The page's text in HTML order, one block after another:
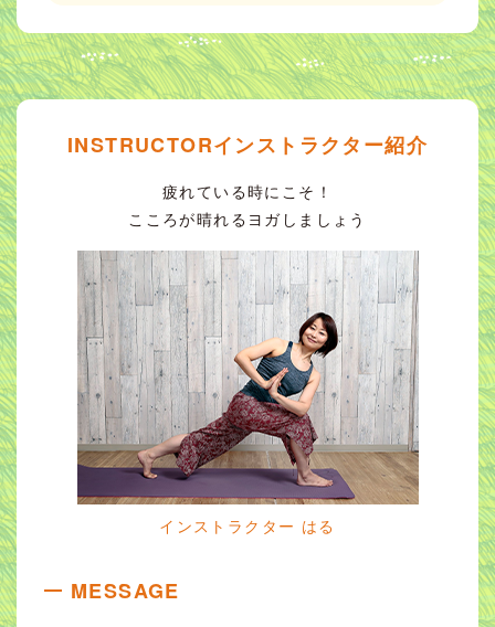
INSTRUCTORインストラクター紹介
疲れている時にこそ！
こころが晴れるヨガしましょう
インストラクター はる
MESSAGE